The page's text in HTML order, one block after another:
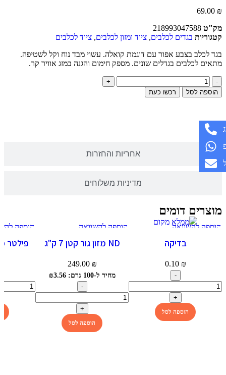
69.00 ₪
מק"ט 218993047588
קטגוריות בגדים לכלבים, ציוד ומזון לכלבים, ציוד לכלבים
בגד לכלב בצבע אפור עם דוגמת קואלה. עשוי מבד נוח וקל לשטיפה.
מתאים לכלבים בגדלים שונים. מספק חימום והגנה במזג אוויר קר.
הוספה לסל רכשו כעת
אחריות והחזרות
מדיניות משלוחים
מוצרים דומים
הוספה להשוואה
הוספה למועדפים
בדיקה
0.10 ₪
הוספה לסל
הוספה להשוואה
הוספה למועדפים
ND מזון גור קטן 7 ק"ג
249.00 ₪
מחיר ל-100 גרם: ₪3.56
הוספה לסל
הוספה
תצוגה
הוספה